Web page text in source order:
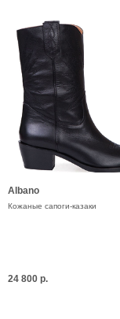
Albano
Кожаные сапоги-казаки
24 800 р.